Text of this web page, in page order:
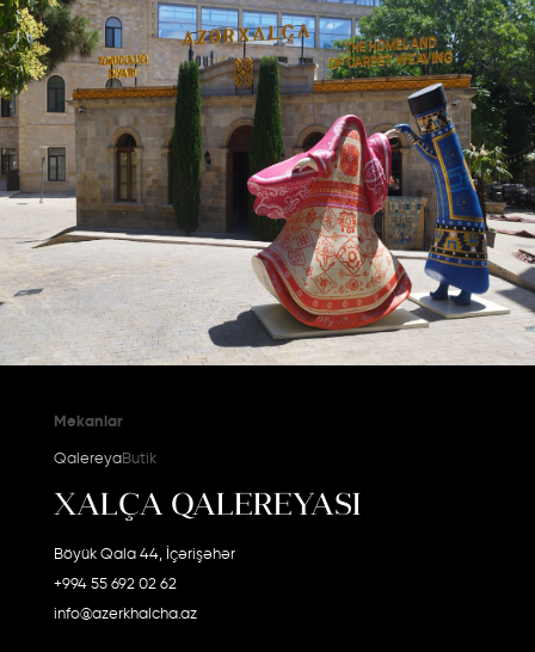
Məkanlar
QalereyaButik
XALÇA QALEREYASI
Böyük Qala 44, İçərişəhər
+994 55 692 02 62
info@azerkhalcha.az